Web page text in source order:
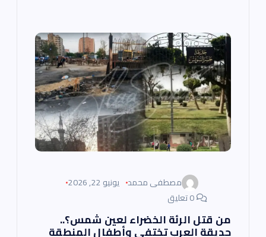
مصطفى محمد يونيو 22, 2026
من قتل الرئة الخضراء لعين شمس؟..
حديقة العرب تختفى وأطفال المنطقة